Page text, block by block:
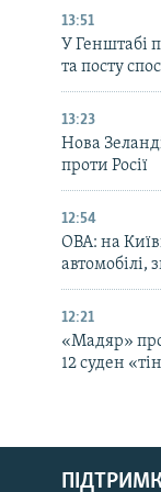
РУС
13:51
У Генштабі
та посту
13:23
Нова
проти Росії
12:54
ОВА: на
автомобілі,
12:21
«Мадяр»
12 суден